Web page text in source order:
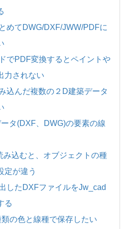
めてDWG/DXF/JWW/PDFに
でPDF変換するとペイントや
力されない
込んだ複数の２D建築データ
タ(DXF、DWG)の要素の線
み込むと、オブジェクトの種
定が違う
したDXFファイルをJw_cad
る
の色と線種で保存したい